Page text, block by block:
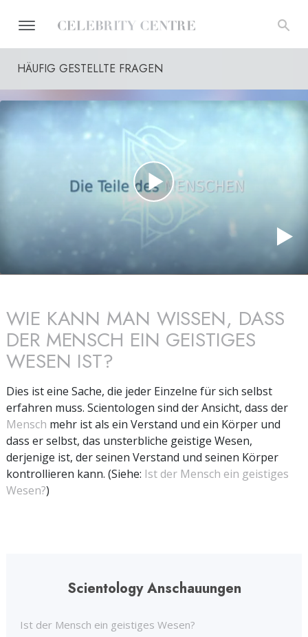
HÄUFIG GESTELLTE FRAGEN
WIE KANN MAN WISSEN, DASS
DER MENSCH EIN GEISTIGES
WESEN IST?
Dies ist eine Sache, die jeder Einzelne für sich selbst
erfahren muss. Scientologen sind der Ansicht, dass der
Mensch mehr ist als ein Verstand und ein Körper und
dass er selbst, das unsterbliche geistige Wesen,
derjenige ist, der seinen Verstand und seinen Körper
kontrollieren kann. (Siehe: Ist der Mensch ein geistiges
Wesen?)
Scientology Anschauungen
Ist der Mensch ein geistiges Wesen?